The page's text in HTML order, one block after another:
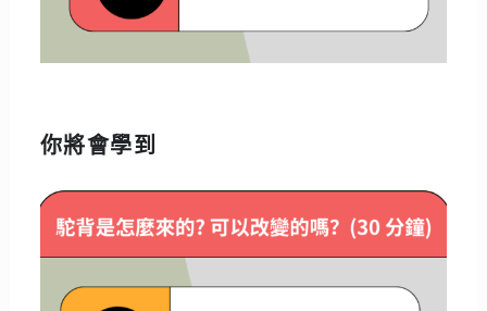
你將會學到